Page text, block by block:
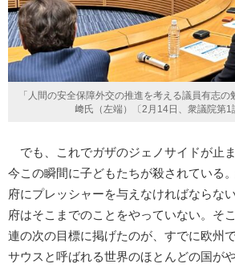
「人間の安全保障外交の推進を考える議員有志
﨑氏（左端）〔2月14日、衆議院第1
でも、これでガザのジェノサイドが止ま
今この瞬間に子どもたちが殺されている
府にプレッシャーを与えなければならな
府はそこまでのことをやっていない。そ
連の次の目標に掲げたのが、すでに欧州
サウスと呼ばれる世界のほとんどの国